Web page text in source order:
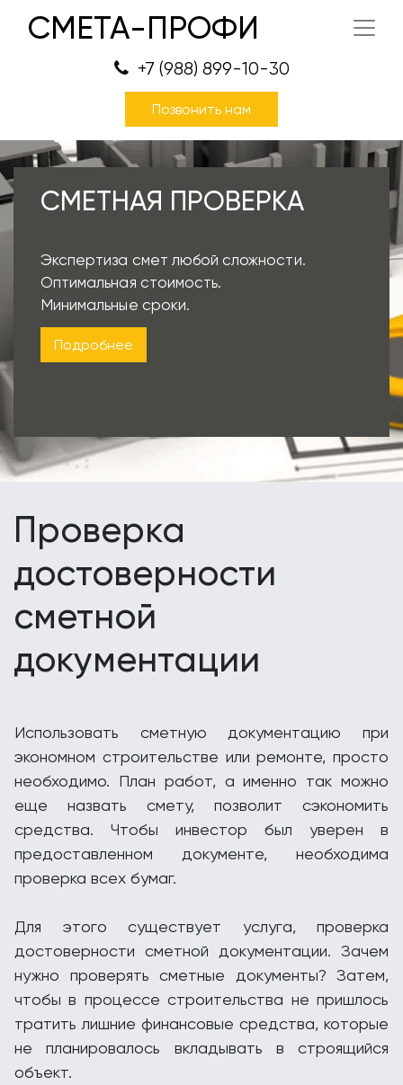
СМЕТА-ПРОФИ
+7 (988) 899-10-30
Позвонить нам
СМЕТНАЯ ПРОВЕРКА
Экспертиза смет любой сложности.
Оптимальная стоимость.
Минимальные сроки.
Подробнее
Проверка
достоверности
сметной
документации
Использовать сметную документацию при
экономном строительстве или ремонте, просто
необходимо. План работ, а именно так можно
еще назвать смету, позволит сэкономить
средства. Чтобы инвестор был уверен в
предоставленном документе, необходима
проверка всех бумаг.
Для этого существует услуга, проверка
достоверности сметной документации. Зачем
нужно проверять сметные документы? Затем,
чтобы в процессе строительства не пришлось
тратить лишние финансовые средства, которые
не планировалось вкладывать в строящийся
объект.